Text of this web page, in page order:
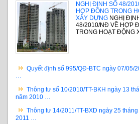
NGHỊ ĐỊNH SỐ 48/
HỢP ĐỒNG TRONG
XÂY DỰNG NGHỊ
48/2010/NĐ VỀ HỢP
TRONG HOẠT ĐỘNG
Quyết định số 995/QĐ-BTC ngày 07/05/
…
Thông tư số 10/2010/TT-BKH ngày 13
năm 2010 …
Thông tư 14/2011/TT-BXD ngày 25
2011 …